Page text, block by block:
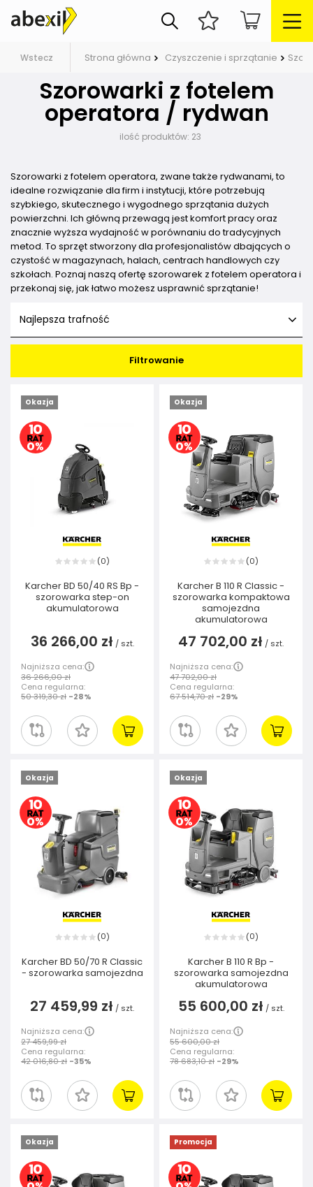
Wstecz Strona główna Czyszczenie i sprzątanie
Szorowarki z fotelem
operatora / rydwan
ilość produktów: 23
Szorowarki z fotelem operatora, zwane także rydwanami, to
idealne rozwiązanie dla firm i instytucji, które potrzebują
szybkiego, skutecznego i wygodnego sprzątania dużych
powierzchni. Ich główną przewagą jest komfort pracy oraz
znacznie wyższa wydajność w porównaniu do tradycyjnych
metod. To sprzęt stworzony dla profesjonalistów dbających o
czystość w magazynach, halach, centrach handlowych czy
szkołach. Poznaj naszą ofertę szorowarek z fotelem operatora i
przekonaj się, jak łatwo możesz usprawnić sprzątanie!
Najlepsza trafność
Filtrowanie
Okazja
(0)
Karcher BD 50/40 RS Bp -
szorowarka step-on
akumulatorowa
36 266,00 zł / szt.
Najniższa cena:
36 266,00 zł
Cena regularna:
50 319,30 zł -28%
Okazja
(0)
Karcher B 110 R Classic -
szorowarka kompaktowa
samojezdna
akumulatorowa
47 702,00 zł / szt.
Najniższa cena:
47 702,00 zł
Cena regularna:
67 514,70 zł -29%
Okazja
(0)
Karcher BD 50/70 R Classic
- szorowarka samojezdna
27 459,99 zł / szt.
Najniższa cena:
27 459,99 zł
Cena regularna:
42 016,80 zł -35%
Okazja
(0)
Karcher B 110 R Bp -
szorowarka samojezdna
akumulatorowa
55 600,00 zł / szt.
Najniższa cena:
55 600,00 zł
Cena regularna:
78 683,10 zł -29%
Okazja Promocja